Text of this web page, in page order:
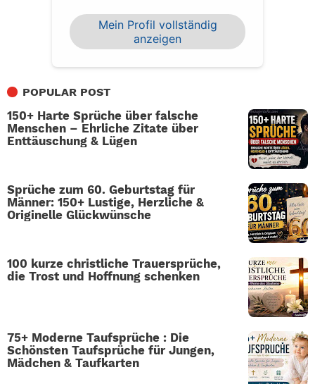
Mein Profil vollständig
anzeigen
POPULAR POST
150+ Harte Sprüche über falsche
Menschen – Ehrliche Zitate über
Enttäuschung & Lügen
Sprüche zum 60. Geburtstag für
Männer: 150+ Lustige, Herzliche &
Originelle Glückwünsche
100 kurze christliche Trauersprüche,
die Trost und Hoffnung schenken
75+ Moderne Taufsprüche : Die
Schönsten Taufsprüche für Jungen,
Mädchen & Taufkarten